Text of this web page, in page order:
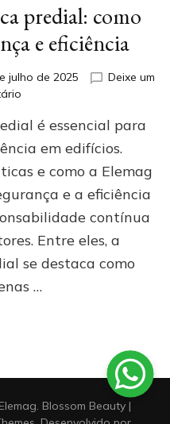
predial: como
e eficiência
julho de 2025
Deixe um
elétrica
predial:
garantir
a
segurança
e
eficiência
é essencial para
em edifícios.
e como a Elemag
e a eficiência
contínua
Entre eles, a
se destaca como
…
. Blossom Beauty |